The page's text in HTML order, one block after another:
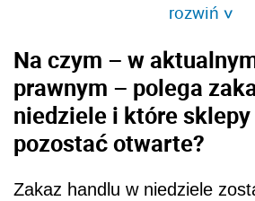
rozwiń>
Na czym – w
prawnym – polega
niedziele i które
pozostać otwarte?
Zakaz handlu w niedziele